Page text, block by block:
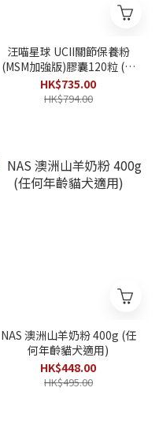
汪喵星球 UCII關節保養粉
(MSM加強版)膠囊120粒 (升
級配方)
HK$735.00
HK$794.00
NAS 澳洲山羊奶粉 400g (任
何年齡貓犬適用)
HK$448.00
HK$495.00